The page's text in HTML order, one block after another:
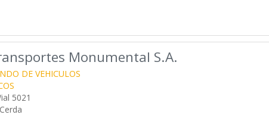
Monumental S.A.
DE VEHICULOS
5021